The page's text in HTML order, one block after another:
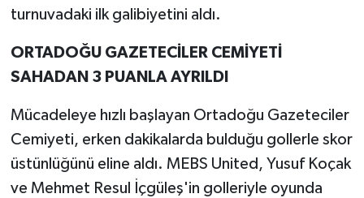
turnuvadaki ilk galibiyetini aldı.
ORTADOĞU GAZETECİLER CEMİYETİ
SAHADAN 3 PUANLA AYRILDI
Mücadeleye hızlı başlayan Ortadoğu Gazeteciler
Cemiyeti, erken dakikalarda bulduğu gollerle skor
üstünlüğünü eline aldı. MEBS United, Yusuf Koçak
ve Mehmet Resul İçgüleş'in golleriyle oyunda